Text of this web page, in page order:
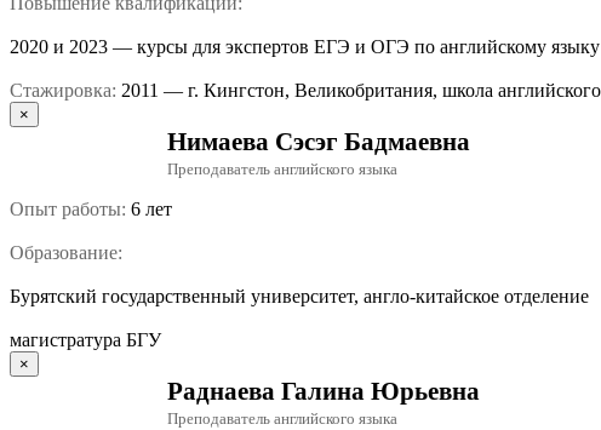
2020 и 2023 — курсы для экспертов ЕГЭ и ОГЭ по английскому
Стажировка: 2011 — г. Кингстон, Великобритания, школа
×
Нимаева Сэсэг Бадмаевна
Преподаватель английского языка
Опыт работы: 6 лет
Образование:
Бурятский государственный университет, англо-китайское отделение
магистратура БГУ
×
Раднаева Галина Юрьевна
Преподаватель английского языка